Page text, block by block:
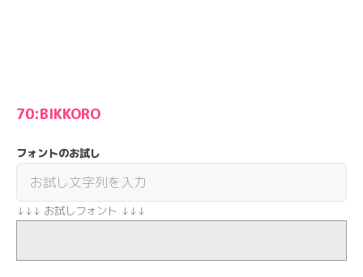
70:BIKKORO
フォントのお試し
↓↓↓ お試しフォント ↓↓↓